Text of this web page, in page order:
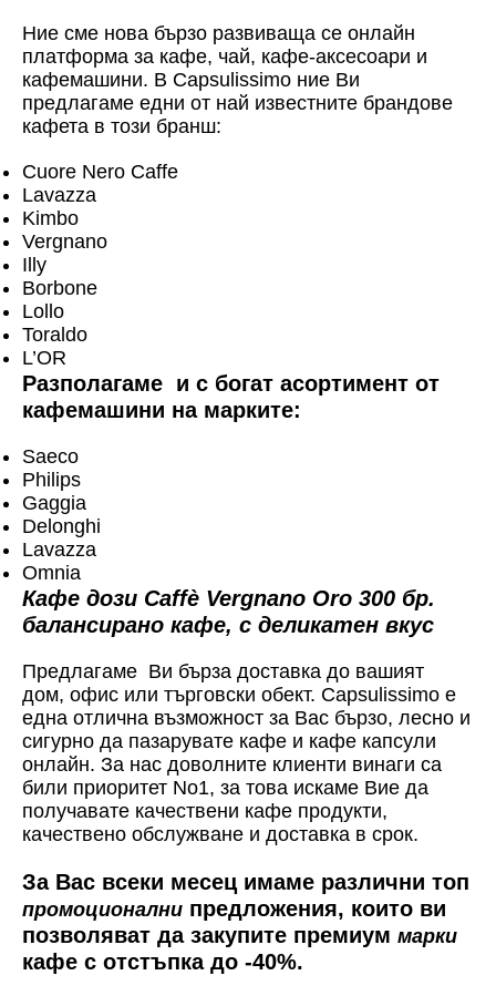
Ние сме нова бързо развиваща се онлайн
платформа за кафе, чай, кафе-аксесоари и
кафемашини. В Capsulissimo ние Ви
предлагаме едни от най известните брандове
кафета в този бранш:
Cuore Nero Caffe
Lavazza
Kimbo
Vergnano
Illy
Borbone
Lollo
Toraldo
L’OR
Разполагаме и с богат асортимент от
кафемашини на марките:
Saeco
Philips
Gaggia
Delonghi
Lavazza
Omnia
Кафе дози Caffè Vergnano Oro 300 бр.
балансирано кафе, с деликатен вкус
Предлагаме Ви бърза доставка до вашият
дом, офис или търговски обект. Capsulissimo е
една отлична възможност за Вас бързо, лесно и
сигурно да пазарувате кафе и кафе капсули
онлайн. За нас доволните клиенти винаги са
били приоритет No1, за това искаме Вие да
получавате качествени кафе продукти,
качествено обслужване и доставка в срок.
За Вас всеки месец имаме различни топ
промоционални предложения, които ви
позволяват да закупите премиум марки
кафе с отстъпка до -40%.